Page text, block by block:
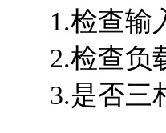
1.检查输
2.检查负
3.是否三